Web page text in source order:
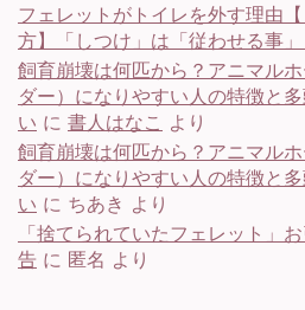
フェレットがトイレを外す理由
方】「しつけ」は「従わせる事」
飼育崩壊は何匹から？アニマル
ダー）になりやすい人の特徴と
い に 書人はなこ より
飼育崩壊は何匹から？アニマル
ダー）になりやすい人の特徴と
い に ちあき より
「捨てられていたフェレット」
告 に 匿名 より